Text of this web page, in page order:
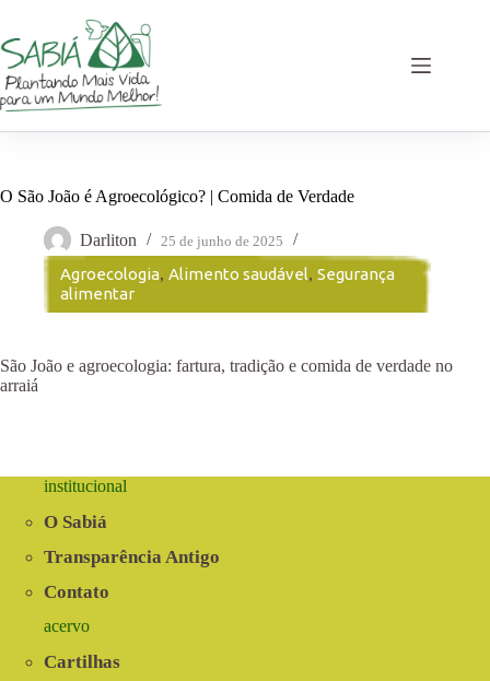
o
conteúdo
O São João é Agroecológico? | Comida de Verdade
Darliton 25 de junho de 2025
Agroecologia, Alimento saudável, Segurança
alimentar
São João e agroecologia: fartura, tradição e comida de verdade no
arraiá
institucional
O Sabiá
Transparência Antigo
Contato
acervo
Cartilhas